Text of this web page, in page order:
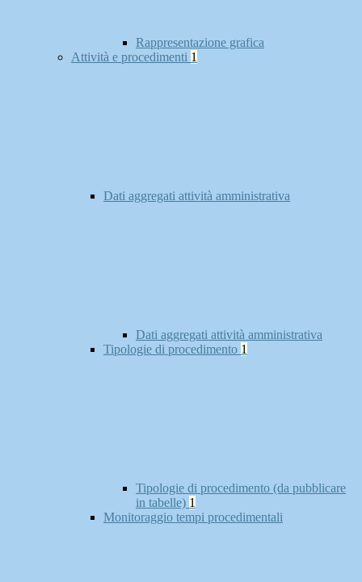
Rappresentazione grafica
Attività e procedimenti 1
Dati aggregati attività amministrativa
Dati aggregati attività amministrativa
Tipologie di procedimento 1
Tipologie di procedimento (da pubblicare
in tabelle) 1
Monitoraggio tempi procedimentali